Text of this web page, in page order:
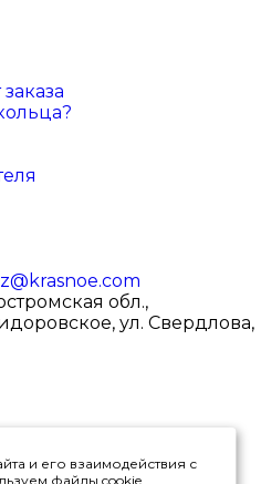
обл.,
ул. Свердлова,
ювелирных изделий от
и его взаимодействия с
файлы cookie.